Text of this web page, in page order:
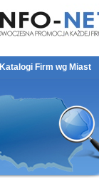
Katalogi Firm wg Miast